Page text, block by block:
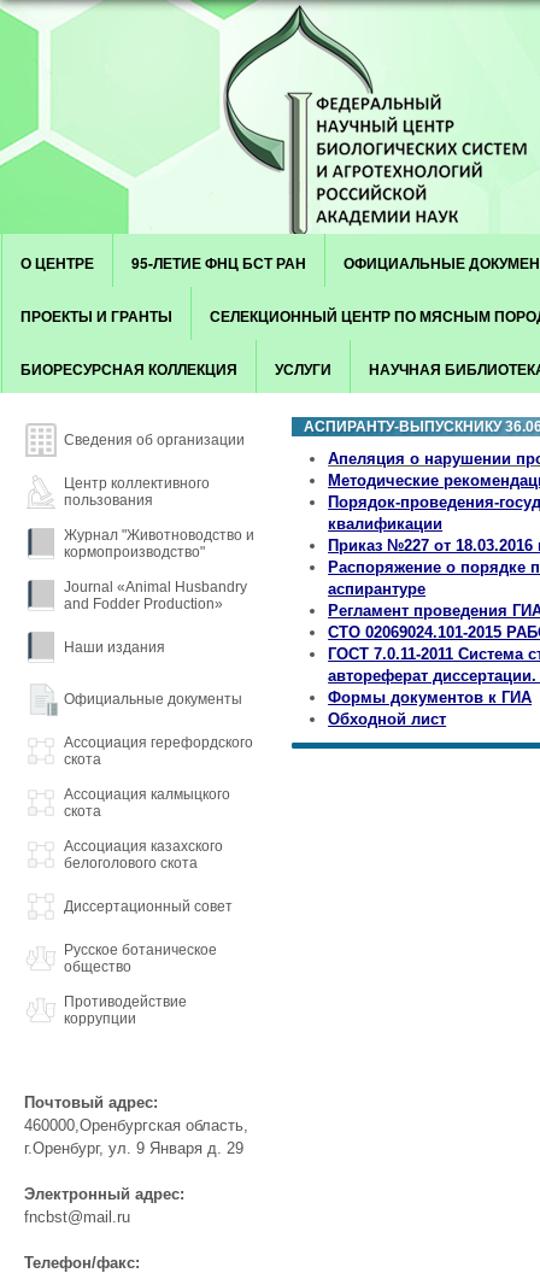
Menu
Skip to content
О ЦЕНТРЕ 95-ЛЕТИЕ ФНЦ БСТ РАН ОФИЦИАЛЬНЫЕ
ПРОЕКТЫ И ГРАНТЫ СЕЛЕКЦИОННЫЙ ЦЕНТР ПО МЯСНЫМ
БИОРЕСУРСНАЯ КОЛЛЕКЦИЯ УСЛУГИ НАУЧНАЯ
Сведения об организации
Центр коллективного
пользования
Журнал "Животноводство и
кормопроизводство"
Journal «Animal Husbandry
and Fodder Production»
Наши издания
Официальные документы
Ассоциация герефордского
скота
Ассоциация калмыцкого
скота
Ассоциация казахского
белоголового скота
Диссертационный совет
Русское ботаническое
общество
Противодействие
коррупции
Почтовый адрес:
460000,Оренбургская область,
г.Оренбург, ул. 9 Января д. 29
Электронный адрес:
fncbst@mail.ru
Телефон/факс:
АСПИРАНТУ-ВЫПУСКНИКУ
Апеляция о нарушении
Методические
Порядок-проведения-
квалификации
Приказ №227 от
Распоряжение о порядке
аспирантуре
Регламент проведения
СТО 02069024.101-2015
ГОСТ 7.0.11-2011 Система
автореферат
Формы документов к ГИА
Обходной лист